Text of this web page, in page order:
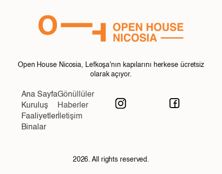
Open House Nicosia, Lefkoşa'nın kapılarını herkese ücretsiz
olarak açıyor.
Ana Sayfa
Kuruluş
Faaliyetler
Binalar
Gönüllüler
Haberler
İletişim
2026. All rights reserved.